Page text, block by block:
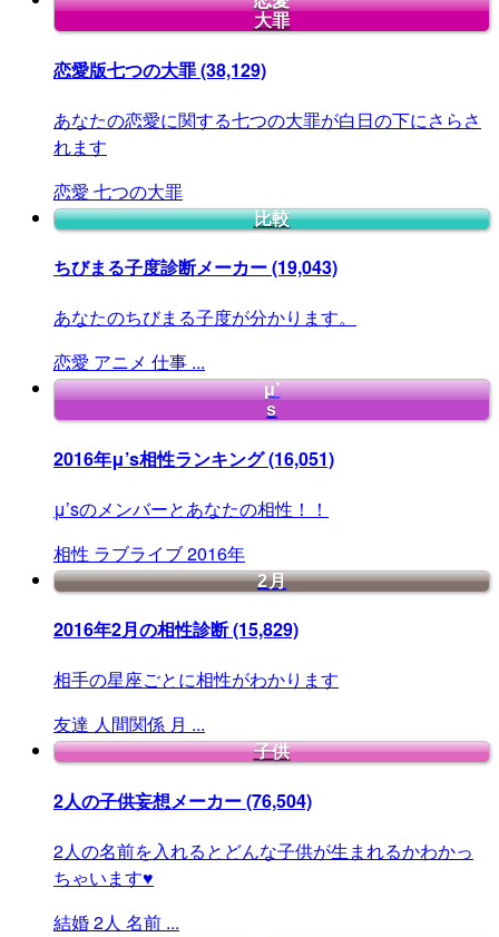
大罪
恋愛版七つの大罪(38,129)
あなたの恋愛に関する七つの大罪が白日の下にさらさ
れます
恋愛 七つの大罪
比較
ちびまる子度診断メーカー(19,043)
あなたのちびまる子度が分かります。
恋愛 アニメ 仕事 ...
μ’
s
2016年μ’s相性ランキング(16,051)
μ’sのメンバーとあなたの相性！！
相性 ラブライブ2016年
2月
2016年2月の相性診断(15,829)
相手の星座ごとに相性がわかります
友達 人間関係 月 ...
子供
2人の子供妄想メーカー(76,504)
2人の名前を入れるとどんな子供が生まれるかわかっ
ちゃいます♥
結婚2人 名前 ...